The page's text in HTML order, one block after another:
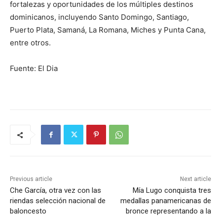
fortalezas y oportunidades de los múltiples destinos
dominicanos, incluyendo Santo Domingo, Santiago,
Puerto Plata, Samaná, La Romana, Miches y Punta Cana,
entre otros.
Fuente: El Dia
Previous article
Che García, otra vez con las
riendas selección nacional de
baloncesto
Next article
Mía Lugo conquista tres
medallas panamericanas de
bronce representando a la